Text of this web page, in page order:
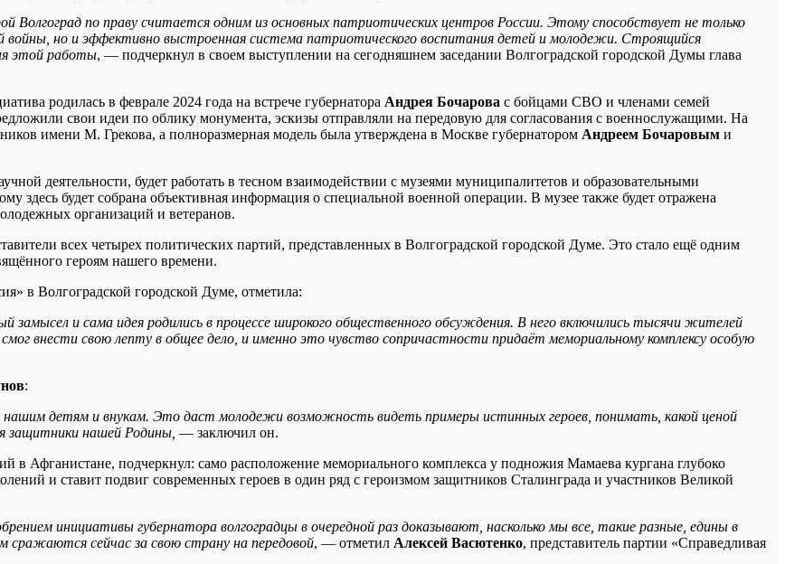
Волгоград по праву считается одним из основных патриотических центров России. Этому способствует не только
но и эффективно выстроенная система патриотического воспитания детей и молодежи. Строящийся
этой работы, — подчеркнул в своем выступлении на сегодняшнем заседании Волгоградской городской Думы глава
родилась в феврале 2024 года на встрече губернатора Андрея Бочарова с бойцами СВО и членами семей
свои идеи по облику монумента, эскизы отправляли на передовую для согласования с военнослужащими. На
имени М. Грекова, а полноразмерная модель была утверждена в Москве губернатором Андреем Бочаровым и
деятельности, будет работать в тесном взаимодействии с музеями муниципалитетов и образовательными
здесь будет собрана объективная информация о специальной военной операции. В музее также будет отражена
организаций и ветеранов.
всех четырех политических партий, представленных в Волгоградской городской Думе. Это стало ещё одним
героям нашего времени.
в Волгоградской городской Думе, отметила:
и сама идея родились в процессе широкого общественного обсуждения. В него включились тысячи жителей
внести свою лепту в общее дело, и именно это чувство сопричастности придаёт мемориальному комплексу особую
:
детям и внукам. Это даст молодежи возможность видеть примеры истинных героев, понимать, какой ценой
защитники нашей Родины, — заключил он.
в Афганистане, подчеркнул: само расположение мемориального комплекса у подножия Мамаева кургана глубоко
и ставит подвиг современных героев в один ряд с героизмом защитников Сталинграда и участников Великой
инициативы губернатора волгоградцы в очередной раз доказывают, насколько мы все, такие разные, едины в
сейчас за свою страну на передовой, — отметил Алексей Васютенко, представитель партии «Справедливая